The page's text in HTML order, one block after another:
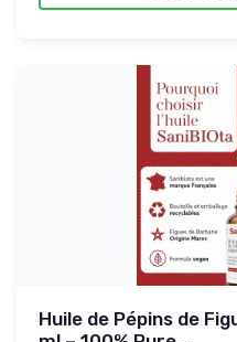
Huile de Pépins de